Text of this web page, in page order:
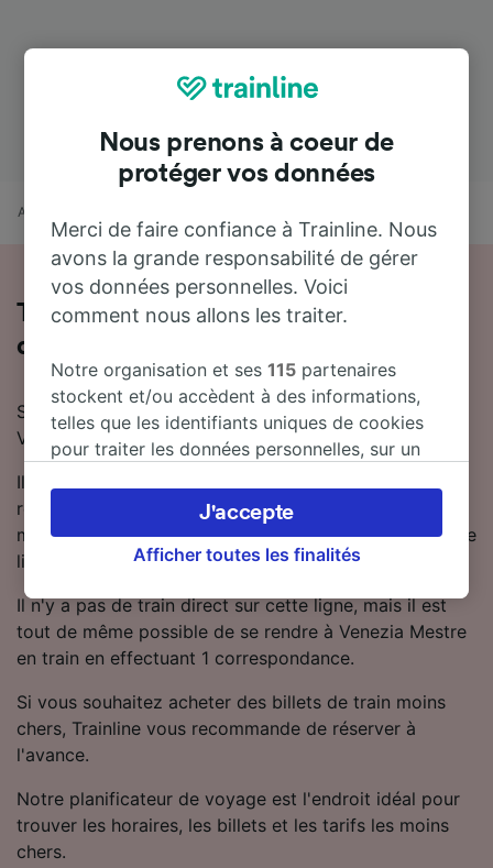
Accueil
Toutes les informations sur les trains
de Zagreb à Venezia Mestre
Si vous prévoyez de voyager en train de Zagreb à
Venezia Mestre, nous sommes là pour vous aider !
Il faut en moyenne 10 heures 56 minutes pour se
rendre de Zagreb à Venezia Mestre en train. En
moyenne, 6 trains trains circulent chaque jour sur cette
ligne.
Il n'y a pas de train direct sur cette ligne, mais il est
tout de même possible de se rendre à Venezia Mestre
en train en effectuant 1 correspondance.
Si vous souhaitez acheter des billets de train moins
chers, Trainline vous recommande de réserver à
l'avance.
Notre planificateur de voyage est l'endroit idéal pour
trouver les horaires, les billets et les tarifs les moins
chers.
Nous prenons à coeur de
protéger vos données
Merci de faire confiance à Trainline. Nous
avons la grande responsabilité de gérer
vos données personnelles. Voici
comment nous allons les traiter.
Notre organisation et ses115 partenaires
stockent et/ou accèdent à des informations,
telles que les identifiants uniques de cookies
pour traiter les données personnelles, sur un
préférences, notamment en exerçant votre
droit d’opposition à l’intérêt légitime, en
cliquant ci-dessous ou à tout moment sur la
préférences seront signalées à nos partenaires
et n’affecteront pas les données de navigation.
Vos données ne seront pas utilisées à des fins
pas vous tracer.
Nos équipes ainsi que nos partenaires
finalités suivantes :
Utiliser des données de géolocalisation
précises. Analyser activement les
Afficher toutes les finalités
J'accepte